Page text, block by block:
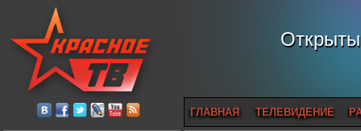
ГЛАВНАЯ ТЕЛЕВИДЕНИЕ